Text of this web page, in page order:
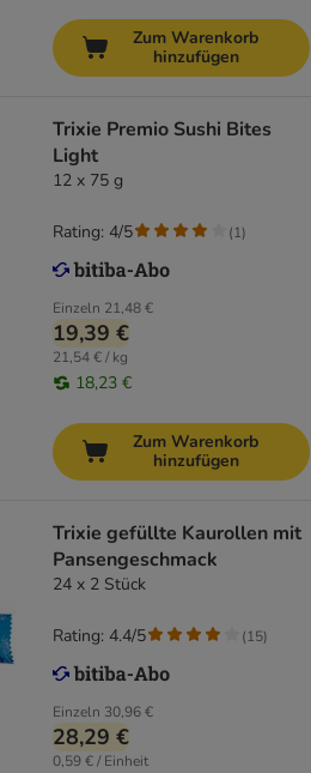
Zum Warenkorb
hinzufügen
Trixie Premio Sushi Bites
Light
12 x 75 g
Einzeln 21,48 €
19,39 €
21,54 € / kg
18,23 €
Rating: 4/5 (1)
Zum Warenkorb
hinzufügen
Trixie gefüllte Kaurollen mit
Pansengeschmack
24 x 2 Stück
Einzeln 30,96 €
28,29 €
0,59 € / Einheit
Rating: 4.4/5 (15)